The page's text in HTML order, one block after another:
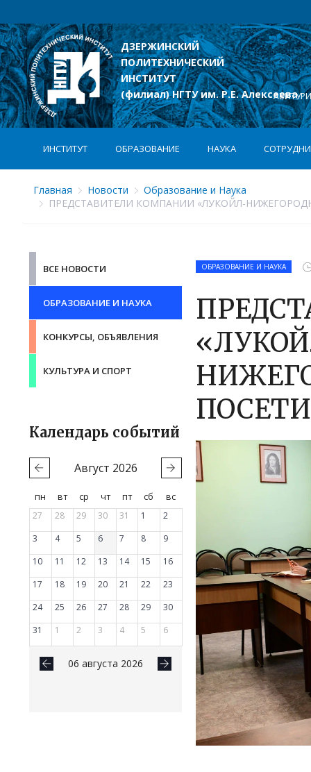
ДЗЕРЖИНСКИЙ
ПОЛИТЕХНИЧЕСКИЙ
ИНСТИТУТ
(филиал) НГТУ им. Р.Е. Алексеева
ИНСТИТУТ ОБРАЗОВАНИЕ НАУКА
Главная Новости
Образование и Наука
ПРЕДСТАВИТЕЛИ КОМПАНИИ «ЛУКОЙЛ-
ВСЕ НОВОСТИ
ОБРАЗОВАНИЕ И НАУКА
КОНКУРСЫ, ОБЪЯВЛЕНИЯ
КУЛЬТУРА И СПОРТ
Календарь событий
Август 2026
пн вт ср чт пт сб
вс
27
28 29 30 31 1
2
3
4 5 6 7 8
9
10
11 12 13 14 15
16
17
18 19 20 21 22
23
24
25 26 27 28 29
30
31
1 2 3 4 5 6
06 августа 2026
ОБРАЗОВАНИЕ И НАУКА